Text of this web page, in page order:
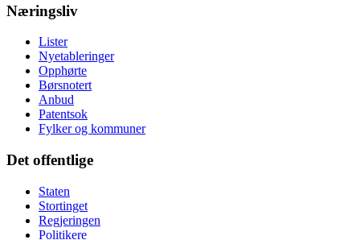
Næringsliv
Lister
Nyetableringer
Opphørte
Børsnotert
Anbud
Patentsok
Fylker og kommuner
Det offentlige
Staten
Stortinget
Regjeringen
Politikere